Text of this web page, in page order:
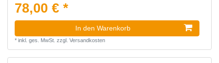
78,00 € *
In den Warenkorb
* inkl. ges. MwSt. zzgl. Versandkosten